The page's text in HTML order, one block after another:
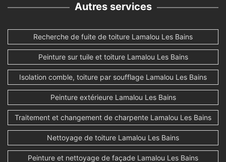
Autres services
Recherche de fuite de toiture Lamalou Les Bains
Peinture sur tuile et toiture Lamalou Les Bains
Isolation comble, toiture par soufflage Lamalou Les Bains
Peinture extérieure Lamalou Les Bains
Traitement et changement de charpente Lamalou Les Bains
Nettoyage de toiture Lamalou Les Bains
Peinture et nettoyage de façade Lamalou Les Bains